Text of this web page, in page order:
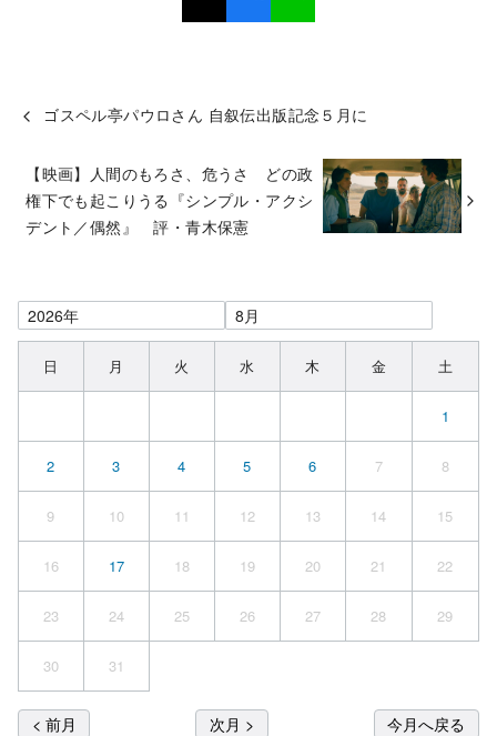
ゴスペル亭パウロさん 自叙伝出版記念５月に
【映画】人間のもろさ、危うさ どの政
権下でも起こりうる『シンプル・アクシ
デント／偶然』 評・青木保憲
日 月 火 水 木 金 土
1
2 3 4 5 6 7 8
9 10 11 12 13 14 15
16 17 18 19 20 21 22
23 24 25 26 27 28 29
30 31
< 前月 次月 > 今月へ戻る